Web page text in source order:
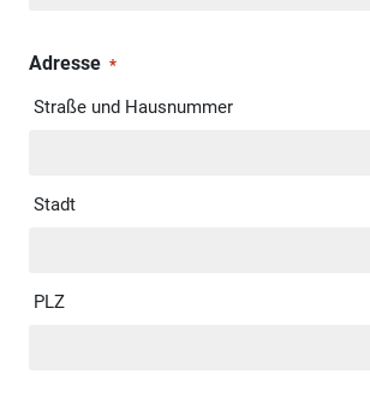
Adresse *
Straße und Hausnummer
Stadt
PLZ